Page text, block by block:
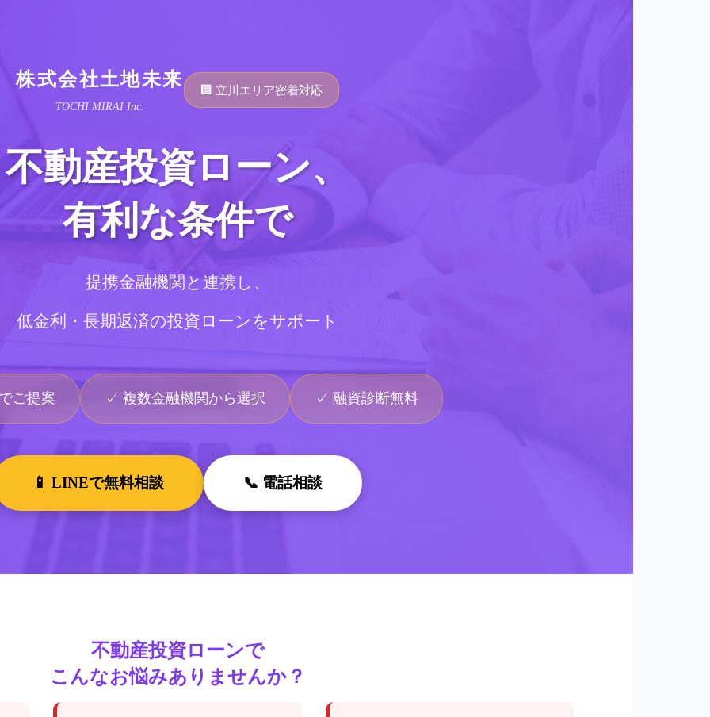
株式会社土地未来
TOCHI MIRAI Inc.
🏢 立川エリア密着対応
不動産投資ローン、
有利な条件で
提携金融機関と連携し、
低金利・長期返済の投資ローンをサポート
ご提案 ✓ 複数金融機関から選択 ✓ 融資診断無料
📱 LINEで無料相談 📞 電話相談
不動産投資ローンで
こんなお悩みありませんか？